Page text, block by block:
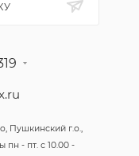
Пушкинский г.о.,
пн - пт. с 10.00 -